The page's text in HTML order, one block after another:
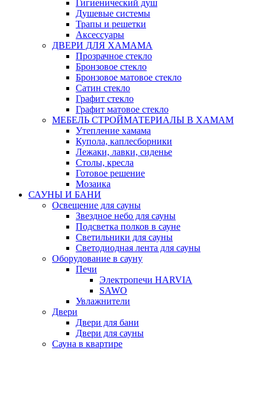
Гигиенический душ
Душевые системы
Трапы и решетки
Аксессуары
ДВЕРИ ДЛЯ ХАМАМА
Прозрачное стекло
Бронзовое стекло
Бронзовое матовое стекло
Сатин стекло
Графит стекло
Графит матовое стекло
МЕБЕЛЬ СТРОЙМАТЕРИАЛЫ В ХАМАМ
Утепление хамама
Купола, каплесборники
Лежаки, лавки, сиденье
Столы, кресла
Готовое решение
Мозаика
САУНЫ И БАНИ
Освещение для сауны
Звездное небо для сауны
Подсветка полков в сауне
Светильники для сауны
Светодиодная лента для сауны
Оборудование в сауну
Печи
Электропечи HARVIA
SAWO
Увлажнители
Двери
Двери для бани
Двери для сауны
Сауна в квартире